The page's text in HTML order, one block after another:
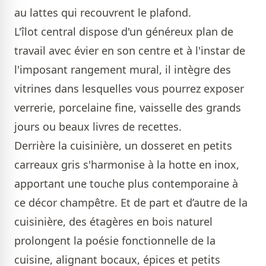
au lattes qui recouvrent le plafond.
L'îlot central dispose d'un généreux plan de
travail avec évier en son centre et à l'instar de
l'imposant rangement mural, il intègre des
vitrines dans lesquelles vous pourrez exposer
verrerie, porcelaine fine, vaisselle des grands
jours ou beaux livres de recettes.
Derrière la cuisinière, un dosseret en petits
carreaux gris s'harmonise à la hotte en inox,
apportant une touche plus contemporaine à
ce décor champêtre. Et de part et d’autre de la
cuisinière, des étagères en bois naturel
prolongent la poésie fonctionnelle de la
cuisine, alignant bocaux, épices et petits